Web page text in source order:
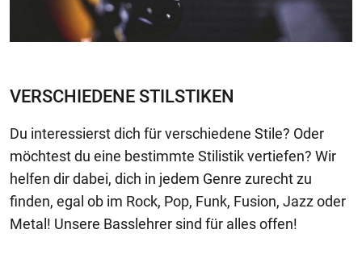
VERSCHIEDENE STILSTIKEN
Du interessierst dich für verschiedene Stile? Oder
möchtest du eine bestimmte Stilistik vertiefen? Wir
helfen dir dabei, dich in jedem Genre zurecht zu
finden, egal ob im Rock, Pop, Funk, Fusion, Jazz oder
Metal! Unsere Basslehrer sind für alles offen!